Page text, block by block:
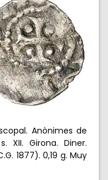
Anònimes de
XII. Girona. Diner.
1877). 0,19 g. Muy